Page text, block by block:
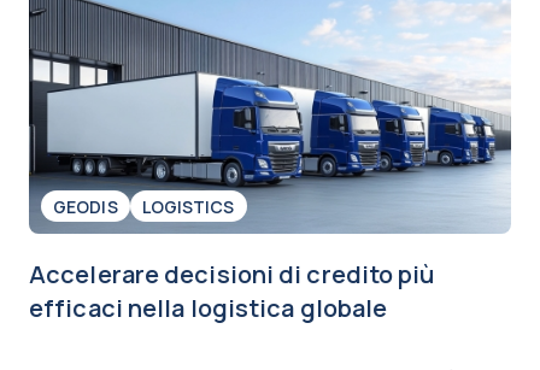
GEODIS LOGISTICS
Accelerare decisioni di credito più
efficaci nella logistica globale